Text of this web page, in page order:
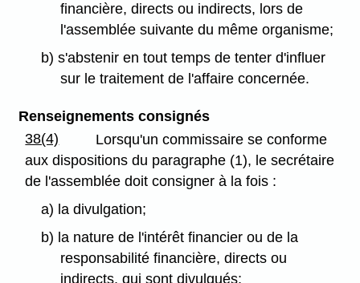
financière, directs ou indirects, lors de
l'assemblée suivante du même organisme;
b) s'abstenir en tout temps de tenter d'influer
sur le traitement de l'affaire concernée.
Renseignements consignés
38(4)
Lorsqu'un commissaire se conforme
aux dispositions du paragraphe (1), le secrétaire
de l'assemblée doit consigner à la fois :
a) la divulgation;
b) la nature de l'intérêt financier ou de la
responsabilité financière, directs ou
indirects, qui sont divulgués;